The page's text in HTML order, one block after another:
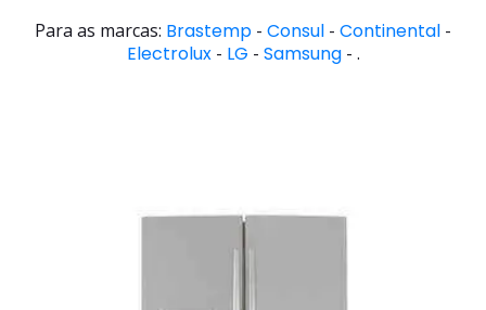
Para as marcas: Brastemp - Consul - Continental -
Electrolux- LG - Samsung- .